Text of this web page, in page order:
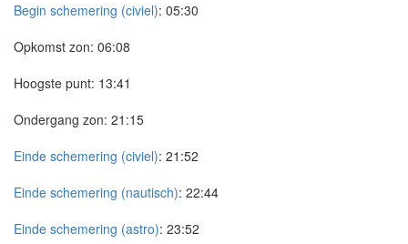
Begin schemering (civiel): 05:30
Opkomst zon: 06:08
Hoogste punt: 13:41
Ondergang zon: 21:15
Einde schemering (civiel): 21:52
Einde schemering (nautisch): 22:44
Einde schemering (astro): 23:52